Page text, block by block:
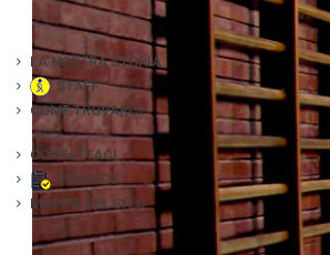
LA NOSTRA STORIA
STAFF
COME TROVARCI
CONTATTACI
PRIVACY
MAPPA DEL SITO